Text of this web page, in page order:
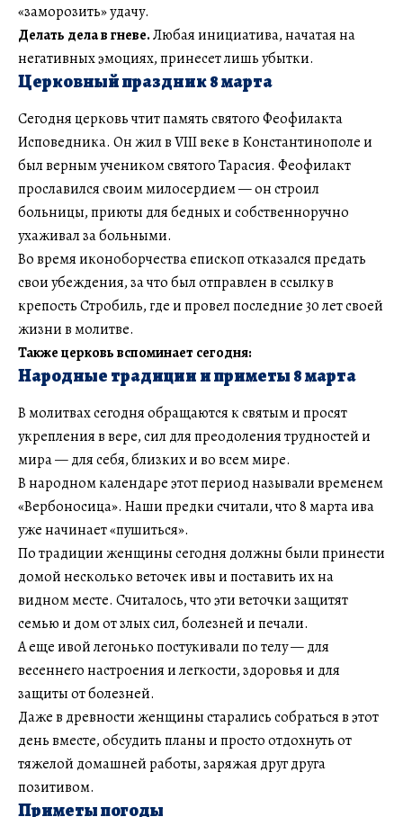
«заморозить» удачу.
Делать дела в гневе.Любая инициатива, начатая на
негативных эмоциях, принесет лишь убытки.
Церковный праздник 8 марта
Сегодня церковь чтит память святого Феофилакта
Исповедника. Он жил в VIII веке в Константинополе и
был верным учеником святого Тарасия. Феофилакт
прославился своим милосердием — он строил
больницы, приюты для бедных и собственноручно
ухаживал за больными.
Во время иконоборчества епископ отказался предать
свои убеждения, за что был отправлен в ссылку в
крепость Стробиль, где и провел последние 30 лет своей
жизни в молитве.
Также церковь вспоминает сегодня:
Народные традиции и приметы 8 марта
В молитвах сегодня обращаются к святым и просят
укрепления в вере, сил для преодоления трудностей и
мира — для себя, близких и во всем мире.
В народном календаре этот период называли временем
«Вербоносица». Наши предки считали, что 8 марта ива
уже начинает «пушиться».
По традиции женщины сегодня должны были принести
домой несколько веточек ивы и поставить их на
видном месте. Считалось, что эти веточки защитят
семью и дом от злых сил, болезней и печали.
А еще ивой легонько постукивали по телу — для
весеннего настроения и легкости, здоровья и для
защиты от болезней.
Даже в древности женщины старались собраться в этот
день вместе, обсудить планы и просто отдохнуть от
тяжелой домашней работы, заряжая друг друга
позитивом.
Приметы погоды